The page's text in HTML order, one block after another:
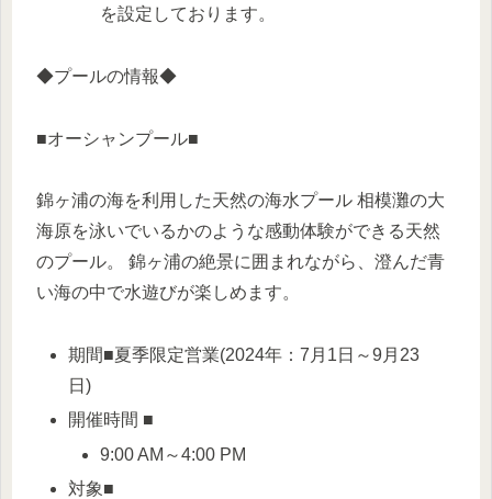
を設定しております。
◆プールの情報◆
■オーシャンプール■
錦ヶ浦の海を利用した天然の海水プール 相模灘の大
海原を泳いでいるかのような感動体験ができる天然
のプール。 錦ヶ浦の絶景に囲まれながら、澄んだ青
い海の中で水遊びが楽しめます。
期間■夏季限定営業(2024年：7月1日～9月23
日)
開催時間 ■
9:00 AM～4:00 PM
対象■